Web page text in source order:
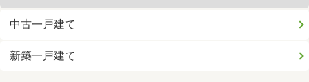
中古一戸建て
新築一戸建て